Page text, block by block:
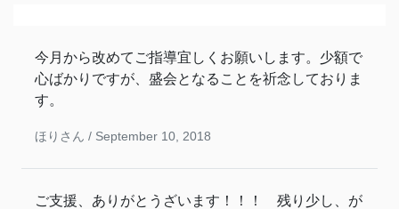
今月から改めてご指導宜しくお願いします。少額で
心ばかりですが、盛会となることを祈念しておりま
す。
ほりさん / September 10, 2018
ご支援、ありがとうざいます！！！ 残り少し、が